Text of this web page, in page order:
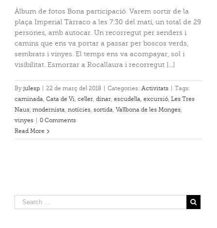
Àlbum de fotos Bona participació. Varem sortir de la
plaça Imperial Tàrraco a les 7:30 del matí, un total de 29
persones, amb autocar. Un recorregut per senders i
camins que ens va portar a passar per boscos verds,
sembrats i vinyes. El temps ens va acompayar, sol i
visibilitat. Esmorzar a Rocallaura i recorregut [...]
By julesp 22 de març del 2018 Categories: Activitats
Tags:
caminada, Cata de Vi, celler, dinar, escudella, excursió, Les Tres
Naus, modernista, notícies, sortida, Vallbona de les Monges,
vinyes
0 Comments
Read More